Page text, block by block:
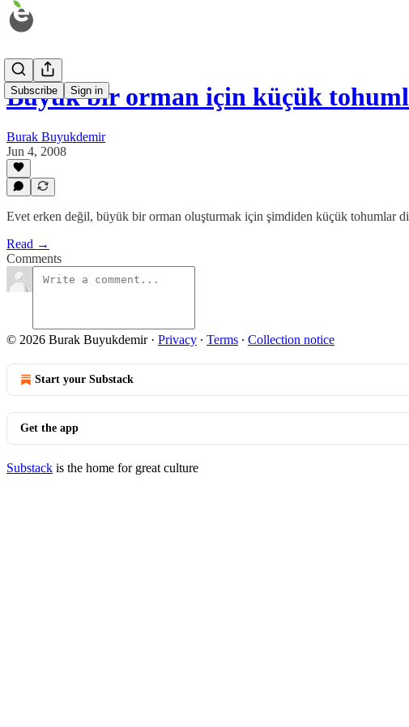
Subscribe Sign in
Büyük bir orman için küçük
Burak Buyukdemir
Jun 4, 2008
Evet erken değil, büyük bir orman oluşturmak için şimdiden küçük tohumlar
Read →
Comments
© 2026 Burak Buyukdemir· Privacy ∙ Terms ∙ Collection notice
Start your Substack
Get the app
Substack is the home for great culture